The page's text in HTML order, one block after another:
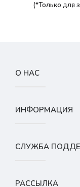
(*Только для
О НАС
ИНФОРМАЦИЯ
СЛУЖБА
РАССЫЛКА